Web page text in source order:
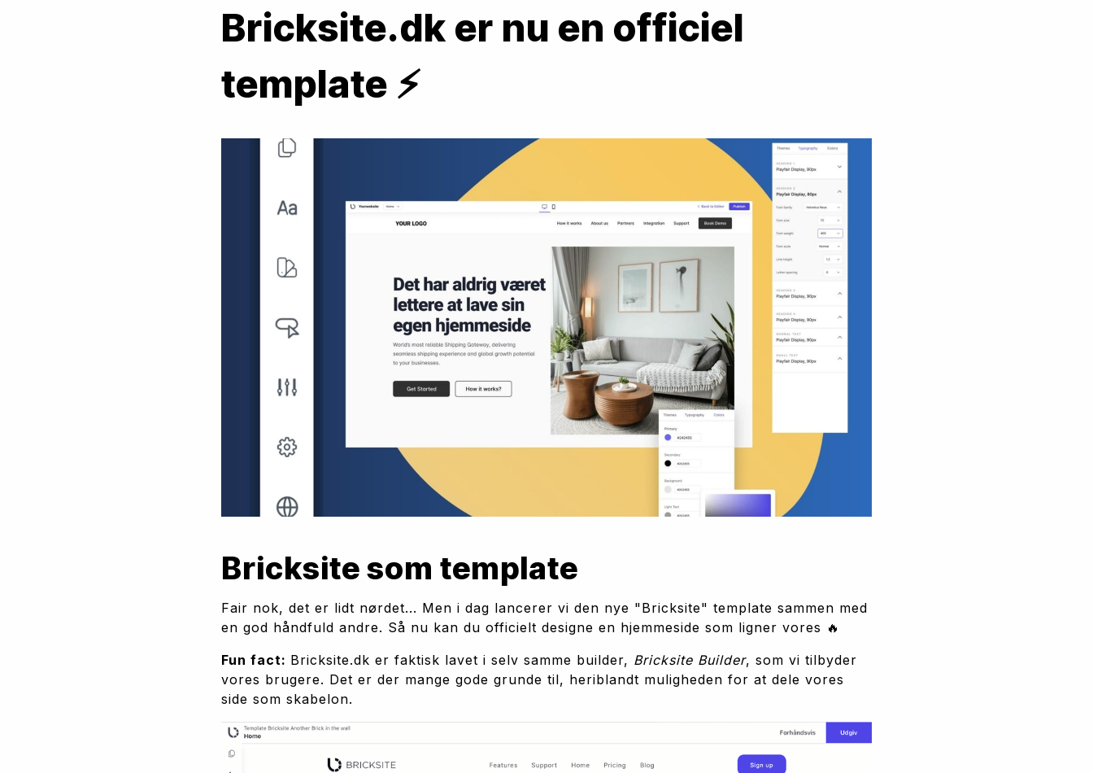
Bricksite.dk er nu en officiel
template ⚡️
Bricksite som template
Fair nok, det er lidt nørdet... Men i dag lancerer vi den nye "Bricksite" template sammen med
en god håndfuld andre. Så nu kan du officielt designe en hjemmeside som ligner vores 🔥
Fun fact: Bricksite.dk er faktisk lavet i selv samme builder, Bricksite Builder, som vi tilbyder
vores brugere. Det er der mange gode grunde til, heriblandt muligheden for at dele vores
side som skabelon.